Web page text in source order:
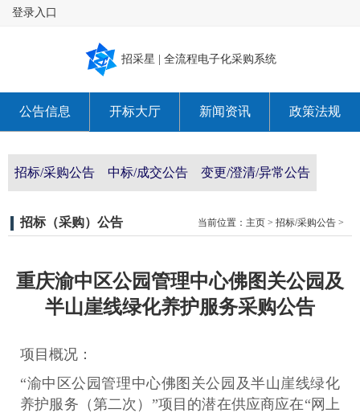
登录入口
招采星 | 全流程电子化采购系统
公告信息 开标大厅 新闻资讯 政策法规
招标/采购公告
中标/成交公告 变更/澄清/异常公告
招标（采购）公告 当前位置： 主页 > 招标/采购公告 >
重庆渝中区公园管理中心佛图关公园及
半山崖线绿化养护服务采购公告
项目概况：
“渝中区公园管理中心佛图关公园及半山崖线绿化
养护服务（第二次）”项目的潜在供应商应在“网上